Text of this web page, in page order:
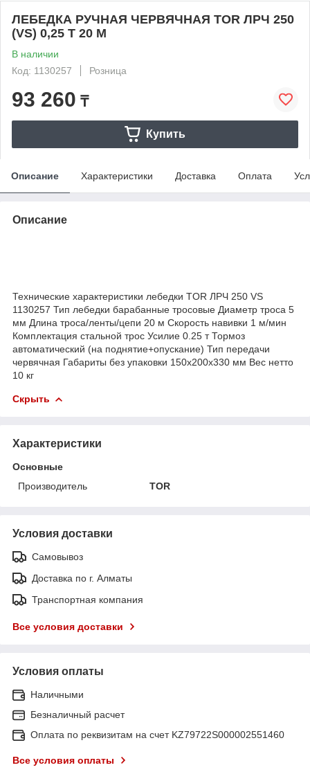
ЛЕБЕДКА РУЧНАЯ ЧЕРВЯЧНАЯ TOR ЛРЧ 250
(VS) 0,25 Т 20 М
В наличии
Код: 1130257
Розница
93 260 ₸
Купить
Описание Характеристики Доставка Оплата
Описание
Технические характеристики лебедки TOR ЛРЧ 250 VS
1130257 Тип лебедки барабанные тросовые Диаметр троса 5
мм Длина троса/ленты/цепи 20 м Скорость навивки 1 м/мин
Комплектация стальной трос Усилие 0.25 т Тормоз
автоматический (на поднятие+опускание) Тип передачи
червячная Габариты без упаковки 150х200х330 мм Вес нетто
10 кг
Скрыть
Характеристики
Основные
Производитель
TOR
Условия доставки
Самовывоз
Доставка по г. Алматы
Транспортная компания
Все условия доставки
Условия оплаты
Наличными
Безналичный расчет
Оплата по реквизитам на счет KZ79722S000002551460
Все условия оплаты